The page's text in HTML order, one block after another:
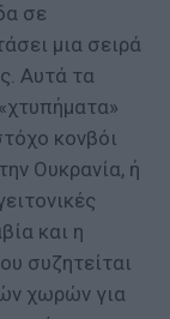
σε
μια σειρά
Αυτά τα
κονβόι
Ουκρανία, ή
και η
συζητείται
χωρών για